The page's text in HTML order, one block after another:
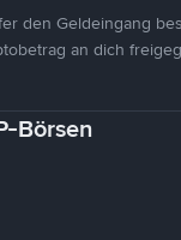
den Geldeingang
an dich
Börsen